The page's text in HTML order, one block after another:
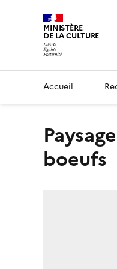
MINISTÈRE
DE LA CULTURE
Accueil
Paysage avec un bouvier conduisant un troupeau de
boeufs